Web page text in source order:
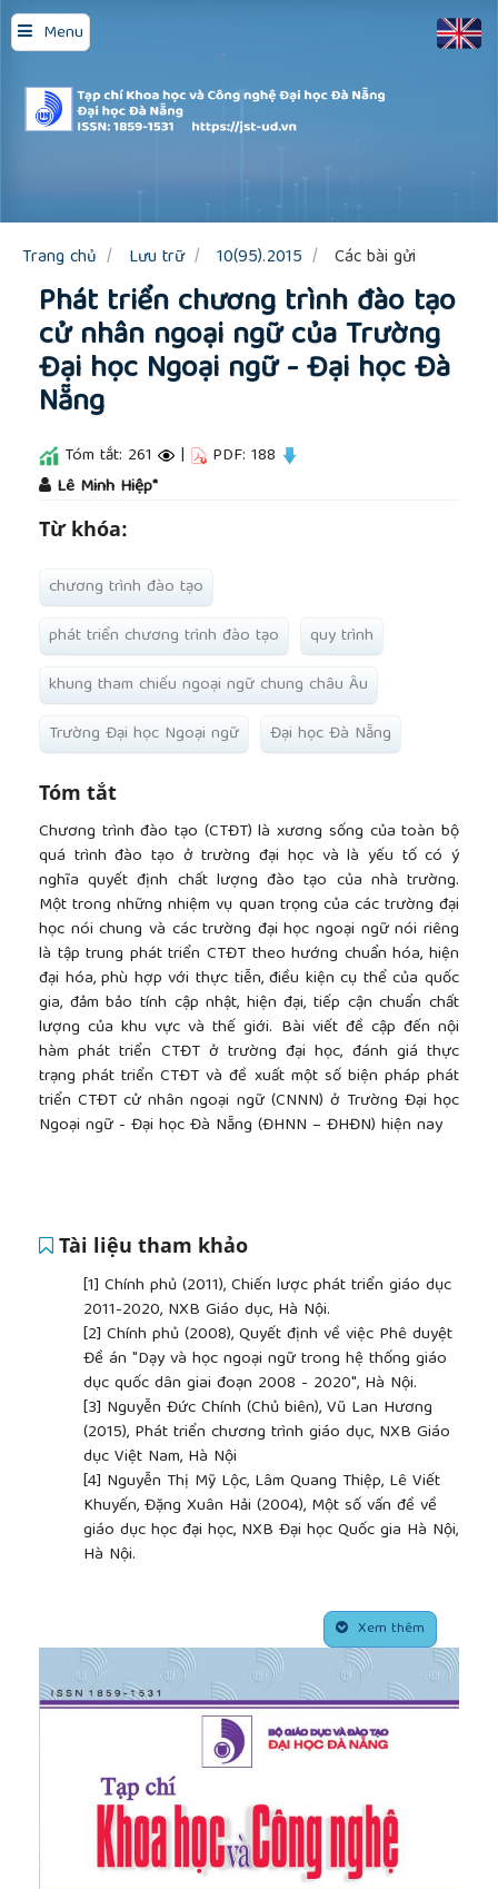
Menu
Quick
jump
to
page
content
Main
Sidebar
Trang chủ Lưu trữ 10(95).2015 Các bài gửi
Phát triển chương trình đào tạo
cử nhân ngoại ngữ của Trường
Đại học Ngoại ngữ - Đại học Đà
Nẵng
Tóm tắt: 261 | PDF: 188
Lê Minh Hiệp*
Từ khóa:
chương trình đào tạo
phát triển chương trình đào tạo
quy trình
khung tham chiếu ngoại ngữ chung châu Âu
Trường Đại học Ngoại ngữ
Đại học Đà Nẵng
Tóm tắt
Chương trình đào tạo (CTĐT) là xương sống của toàn bộ
quá trình đào tạo ở trường đại học và là yếu tố có ý
nghĩa quyết định chất lượng đào tạo của nhà trường.
Một trong những nhiệm vụ quan trọng của các trường đại
học nói chung và các trường đại học ngoại ngữ nói riêng
là tập trung phát triển CTĐT theo hướng chuẩn hóa, hiện
đại hóa, phù hợp với thực tiễn, điều kiện cụ thể của quốc
gia, đảm bảo tính cập nhật, hiện đại, tiếp cận chuẩn chất
lượng của khu vực và thế giới. Bài viết đề cập đến nội
hàm phát triển CTĐT ở trường đại học, đánh giá thực
trạng phát triển CTĐT và đề xuất một số biện pháp phát
triển CTĐT cử nhân ngoại ngữ (CNNN) ở Trường Đại học
Ngoại ngữ - Đại học Đà Nẵng (ĐHNN – ĐHĐN) hiện nay
Tài liệu tham khảo
[1] Chính phủ (2011), Chiến lược phát triển giáo dục
2011-2020, NXB Giáo dục, Hà Nội.
[2] Chính phủ (2008), Quyết định về việc Phê duyệt
Đề án "Dạy và học ngoại ngữ trong hệ thống giáo
dục quốc dân giai đoạn 2008 - 2020", Hà Nội.
[3] Nguyễn Đức Chính (Chủ biên), Vũ Lan Hương
(2015), Phát triển chương trình giáo dục, NXB Giáo
dục Việt Nam, Hà Nội
[4] Nguyễn Thị Mỹ Lộc, Lâm Quang Thiệp, Lê Viết
Khuyến, Đặng Xuân Hải (2004), Một số vấn đề về
giáo dục học đại học, NXB Đại học Quốc gia Hà Nội,
Hà Nội.
học, Nguyễn Kim Dung dịch, NXB Giáo dục, thành
[6]Trường Đại học Ngoại ngữ - Đại học Đà Nẵng
(2014), Báo cáo Tự đánh giá kiểm định chất lượng
giáo dục trường đại học.
Tyler Ralph W.(© 1949, 1969, 2013), Basic
Principles of Curriculum and Instruction, Chicago:
University of Chicago Press.
[8]Wentling Tim L. (1993), Planning for Effective
Training: Guide to Curriculum Development, Food
and Agriculture Organization of the United Nations,
Stylus Public.
Xem thêm